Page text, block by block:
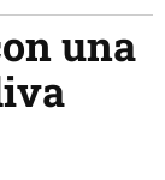
una